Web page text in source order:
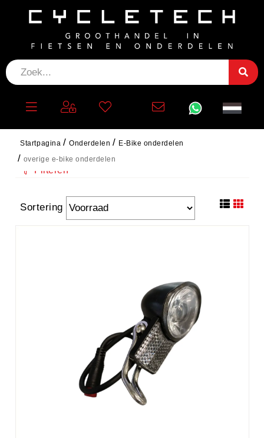
Startpagina Onderdelen
E-Bike onderdelen
overige e-bike onderdelen
OVERIGE E-BIKE
ONDERDELEN
Filteren
Sortering